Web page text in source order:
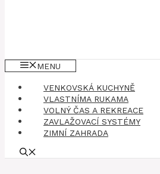
MENU
VENKOVSKÁ KUCHYNĚ
VLASTNÍMA RUKAMA
VOLNÝ ČAS A REKREACE
ZAVLAŽOVACÍ SYSTÉMY
ZIMNÍ ZAHRADA